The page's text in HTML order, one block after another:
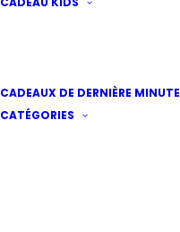
CADEAUX DE DERNIÈRE MINUTE
CATÉGORIES